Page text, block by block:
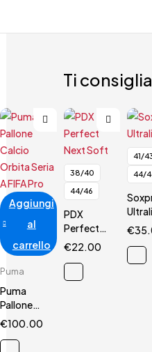
Ti
Aggiungi
al
carrello
Puma
Puma
Pallone
Calcio
Seria A
€100.00
38/40
44/46
PDX
Perfect
Next Soft
€22.00
41/
44/
€